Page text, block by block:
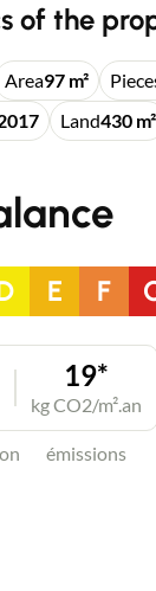
of the
Area97 m²
Land430 m²
E F
émissions
19*
kg CO2/m².an